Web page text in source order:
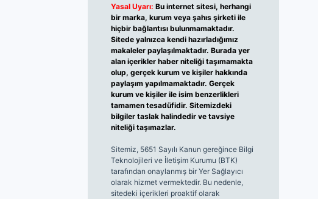
Yasal Uyarı: Bu internet sitesi, herhangi
bir marka, kurum veya şahıs şirketi ile
hiçbir bağlantısı bulunmamaktadır.
Sitede yalnızca kendi hazırladığımız
makaleler paylaşılmaktadır. Burada yer
alan içerikler haber niteliği taşımamakta
olup, gerçek kurum ve kişiler hakkında
paylaşım yapılmamaktadır. Gerçek
kurum ve kişiler ile isim benzerlikleri
tamamen tesadüfidir. Sitemizdeki
bilgiler taslak halindedir ve tavsiye
niteliği taşımazlar.
Sitemiz, 5651 Sayılı Kanun gereğince Bilgi
Teknolojileri ve İletişim Kurumu (BTK)
tarafından onaylanmış bir Yer Sağlayıcı
olarak hizmet vermektedir. Bu nedenle,
sitedeki içerikleri proaktif olarak